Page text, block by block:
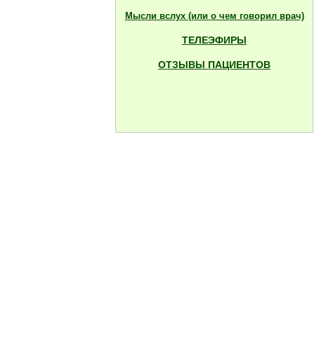
Мысли вслух (или о чем говорил врач)
ТЕЛЕЭФИРЫ
ОТЗЫВЫ ПАЦИЕНТОВ